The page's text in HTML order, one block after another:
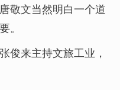
敬文当然明白一个道
。
俊来主持文旅工业，